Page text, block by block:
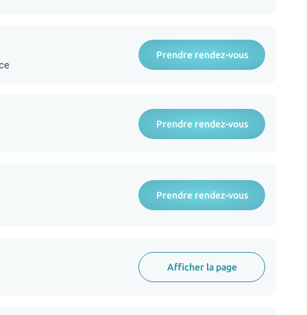
Prendre rendez-vous
Prendre rendez-vous
Prendre rendez-vous
Afficher la page